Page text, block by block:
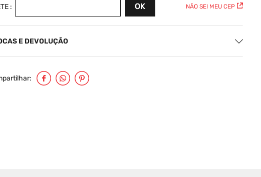
NÃO SEI MEU CEP
E DEVOLUÇÃO